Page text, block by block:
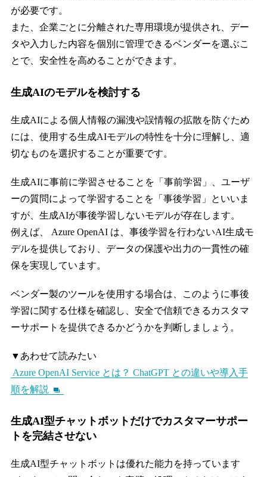
が必要です。
また、企業ごとに分離された専用環境が提供され、デー
タや入力した内容を個別に管理できるベンダーを選ぶこ
とで、安全性を高めることができます。
生成AIのモデルを検討する
生成AIによる個人情報の漏洩や誤情報の拡散を防ぐため
には、使用する生成AIモデルの特性を十分に理解し、適
切なものを選択することが重要です。
生成AIに事前に学習させることを「事前学習」、ユーザ
ーの質問によって学習することを「事後学習」といいま
すが、生成AIが事後学習しないモデルが存在します。
例えば、 Azure OpenAI は、事後学習を行わないAI生成モ
デルを提供しており、データの保護や出力の一貫性の確
保を実現しています。
ベンダー製のツールを使用する場合は、このように事後
学習に関する仕様を確認し、安全で信頼できるカスタマ
ーサポートを提供できるかどうかを判断しましょう。
▼あわせて読みたい
Azure OpenAI Service とは？ ChatGPT との違いや導入手
順を解説
生成AI型チャットボットだけでカスタマーサポー
トを完結させない
生成AI型チャットボットは優れた能力を持っています